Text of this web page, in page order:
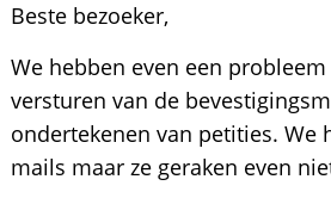
Beste bezoeker,
We hebben even een
versturen van de
ondertekenen van petities. We
mails maar ze geraken even